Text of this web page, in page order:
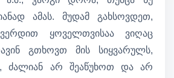
ამას. მუდამ გახსოვდეთ,
ყოველთვისაა ვიღაც
გთხოვთ მის სიყვარულს,
ძალიან არ შეაწუხოთ და არ